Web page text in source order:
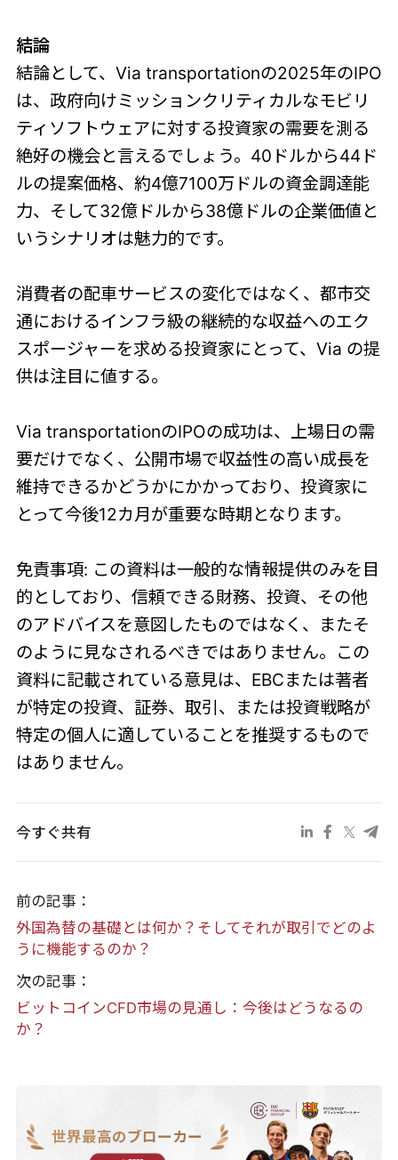
結論
結論として、Via transportationの2025年のIPO
は、政府向けミッションクリティカルなモビリ
ティソフトウェアに対する投資家の需要を測る
絶好の機会と言えるでしょう。40ドルから44ド
ルの提案価格、約4億7100万ドルの資金調達能
力、そして32億ドルから38億ドルの企業価値と
いうシナリオは魅力的です。
消費者の配車サービスの変化ではなく、都市交
通におけるインフラ級の継続的な収益へのエク
スポージャーを求める投資家にとって、Via の提
供は注目に値する。
Via transportationのIPOの成功は、上場日の需
要だけでなく、公開市場で収益性の高い成長を
維持できるかどうかにかかっており、投資家に
とって今後12カ月が重要な時期となります。
免責事項: この資料は一般的な情報提供のみを目
的としており、信頼できる財務、投資、その他
のアドバイスを意図したものではなく、またそ
のように見なされるべきではありません。この
資料に記載されている意見は、EBCまたは著者
が特定の投資、証券、取引、または投資戦略が
特定の個人に適していることを推奨するもので
はありません。
今すぐ共有
前の記事：
外国為替の基礎とは何か？そしてそれが取引でどのよ
うに機能するのか？
次の記事：
ビットコインCFD市場の見通し：今後はどうなるの
か？
世界最高のブローカー